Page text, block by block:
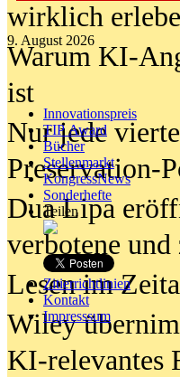
9. August 2026
Innovationspreis
TIP Award
Bücher
Stellenmarkt
KongressNews
Sonderhefte
Teilen
Zitierrichtlinien
Kontakt
Impresssum
wirklich
Warum KI-
ist
Nur jede
Preservation-
Dua Lipa
verbotene
Lesen im
Wiley
KI-relevantes